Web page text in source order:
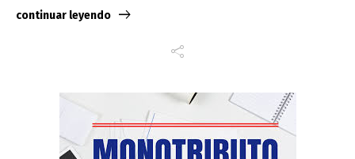
continuar leyendo